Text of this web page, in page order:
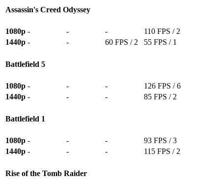
Assassin's Creed Odyssey
1080p - - -
110 FPS / 2
1440p - - 60 FPS / 2 55 FPS / 1
Battlefield 5
1080p - - -
126 FPS / 6
1440p - - - 85 FPS / 2
Battlefield 1
1080p - - -
93 FPS / 3
1440p - - - 115 FPS / 2
Rise of the Tomb Raider